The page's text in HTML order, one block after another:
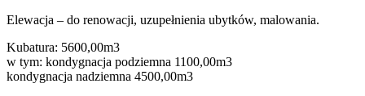
Elewacja – do renowacji, uzupełnienia ubytków, malowania.
Kubatura: 5600,00m3
w tym: kondygnacja podziemna 1100,00m3
kondygnacja nadziemna 4500,00m3